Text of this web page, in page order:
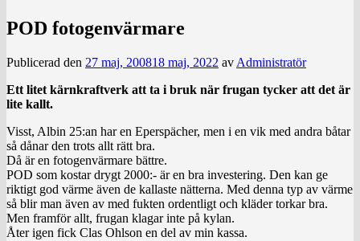
POD fotogenvärmare
Publicerad den 27 maj, 200818 maj, 2022 av Administratör
Ett litet kärnkraftverk att ta i bruk när frugan tycker att det är
lite kallt.
Visst, Albin 25:an har en Eperspächer, men i en vik med andra båtar
så dånar den trots allt rätt bra.
Då är en fotogenvärmare bättre.
POD som kostar drygt 2000:- är en bra investering. Den kan ge
riktigt god värme även de kallaste nätterna. Med denna typ av värme
så blir man även av med fukten ordentligt och kläder torkar bra.
Men framför allt, frugan klagar inte på kylan.
Åter igen fick Clas Ohlson en del av min kassa.